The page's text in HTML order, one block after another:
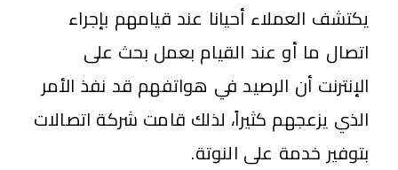
يكتشف العملاء أحيانا عند قيامهم بإجراء
اتصال ما أو عند القيام بعمل بحث على
الإنترنت أن الرصيد في هواتفهم قد نفذ الأمر
الذي يزعجهم كثيراً، لذلك قامت شركة اتصالات
بتوفير خدمة على النوتة.